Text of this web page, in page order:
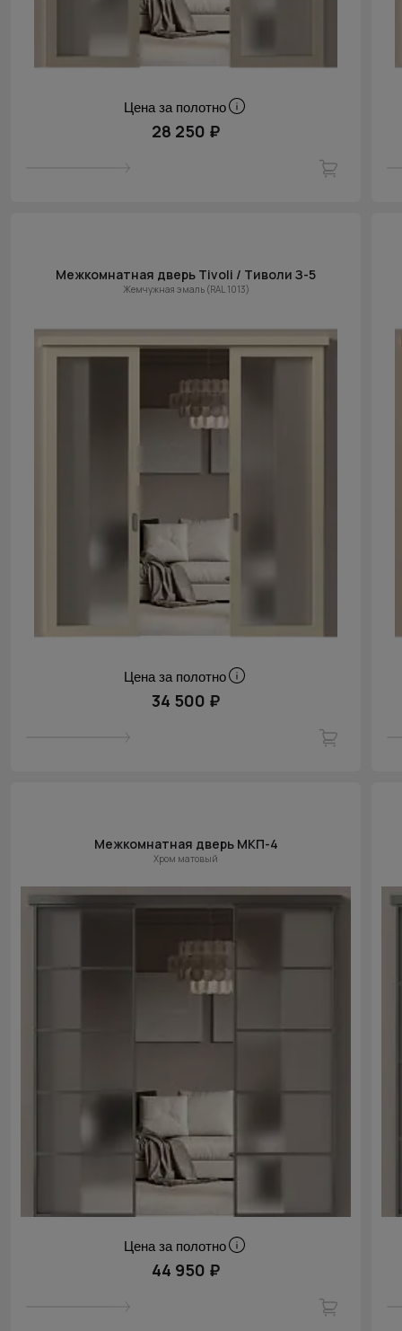
Цена за полотно
28 250 ₽
Межкомнатная дверь Tivoli / Тиволи З-5
Жемчужная эмаль (RAL 1013)
Цена за полотно
34 500 ₽
Межкомнатная дверь МКП-4
Хром матовый
Цена за полотно
44 950 ₽